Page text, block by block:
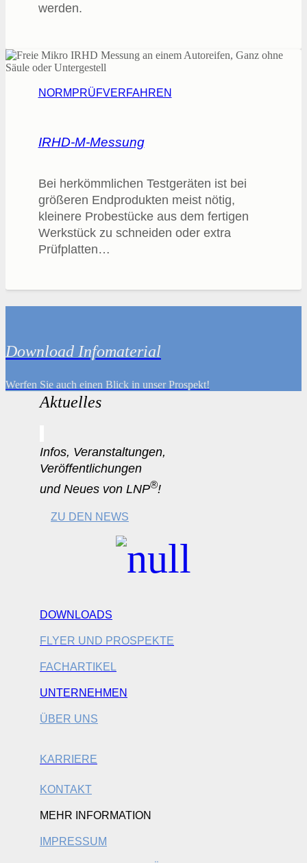
werden.
NORMPRÜFVERFAHREN
IRHD-M-Messung
Bei herkömmlichen Testgeräten ist bei
größeren Endprodukten meist nötig,
kleinere Probestücke aus dem fertigen
Werkstück zu schneiden oder extra
Prüfplatten…
Download Infomaterial
Werfen Sie auch einen Blick in unser Prospekt!
Aktuelles
Infos, Veranstaltungen,
Veröffentlichungen
und Neues von LNP®!
ZU DEN NEWS
DOWNLOADS
FLYER UND PROSPEKTE
FACHARTIKEL
UNTERNEHMEN
ÜBER UNS
KARRIERE
KONTAKT
MEHR INFORMATION
IMPRESSUM